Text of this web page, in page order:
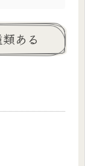
ある